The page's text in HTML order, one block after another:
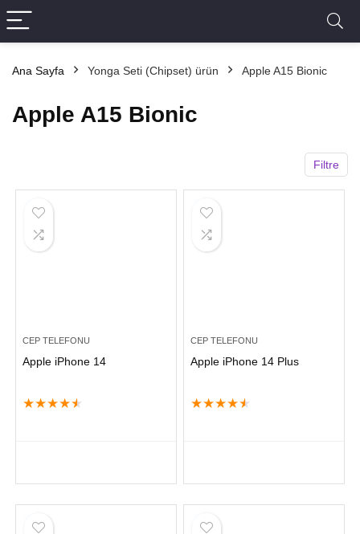
Ana Sayfa Yonga Seti (Chipset) ürün Apple A15 Bionic
Apple A15 Bionic
Filtre
CEP TELEFONU
Apple iPhone 14
★★★★★
CEP TELEFONU
Apple iPhone 14 Plus
★★★★★